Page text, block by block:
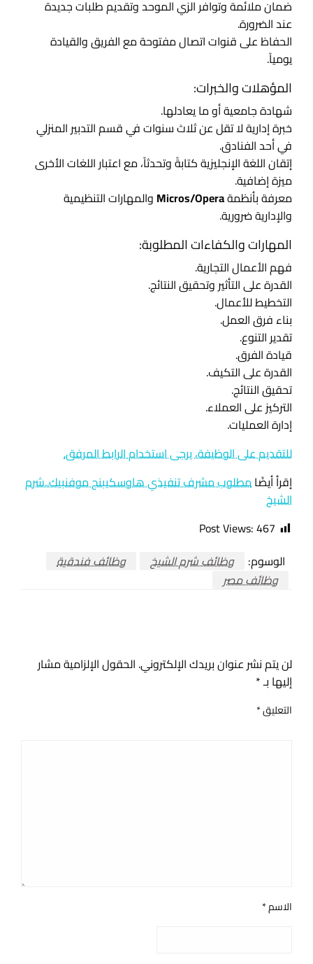
ضمان ملائمة وتوافر الزي الموحد وتقديم طلبات جديدة
عند الضرورة.
الحفاظ على قنوات اتصال مفتوحة مع الفريق والقيادة
يومياً.
المؤهلات والخبرات:
شهادة جامعية أو ما يعادلها.
خبرة إدارية لا تقل عن ثلاث سنوات في قسم التدبير المنزلي
في أحد الفنادق.
إتقان اللغة الإنجليزية كتابةً وتحدثاً، مع اعتبار اللغات الأخرى
ميزة إضافية.
معرفة بأنظمةMicros/Opera والمهارات التنظيمية
والإدارية ضرورية.
المهارات والكفاءات المطلوبة:
فهم الأعمال التجارية.
القدرة على التأثير وتحقيق النتائج.
التخطيط للأعمال.
بناء فرق العمل.
تقدير التنوع.
قيادة الفرق.
القدرة على التكيف.
تحقيق النتائج.
التركيز على العملاء.
إدارة العمليات.
للتقديم على الوظيفة، يرجى استخدام الرابط المرفق.
إقرأ أيضًامطلوب مشرف تنفيذي هاوسكيبنج موفنبيك..شرم
الشيخ
Post Views:467
الوسوم:
وظائف شرم الشيخ
وظائف فندقية
وظائف مصر
لن يتم نشر عنوان بريدك الإلكتروني. الحقول الإلزامية مشار
إليها بـ*
التعليق*
الاسم*